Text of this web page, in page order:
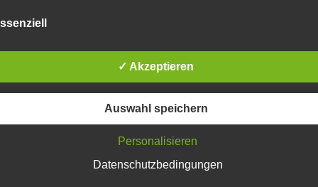
gewährleisten, möchten wir vorab die verwendeten
erläutern.
Daten
Daten sind alle Informationen, die sich auf eine
oder identifizierbare natürliche Person (im Folgenden
✓ Akzeptieren
Auswahl speichern
Personalisieren
Datenschutzbedingungen